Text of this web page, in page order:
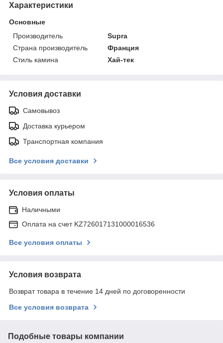
Характеристики
Основные
Производитель
Supra
Страна производитель
Франция
Стиль камина
Хай-тек
Условия доставки
Самовывоз
Доставка курьером
Транспортная компания
Все условия доставки
Условия оплаты
Наличными
Оплата на счет KZ726017131000016536
Все условия оплаты
Условия возврата
Возврат товара в течение 14 дней по договоренности
Все условия возврата
Подобные товары компании